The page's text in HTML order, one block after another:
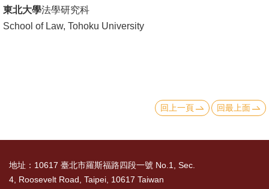
facebook
東北大學法學研究科
School of Law, Tohoku University
回上一頁 回最上面
地址：10617 臺北市羅斯福路四段一號 No.1, Sec.
4, Roosevelt Road, Taipei, 10617 Taiwan